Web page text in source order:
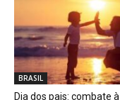
BRASIL
Dia dos pais: combate à